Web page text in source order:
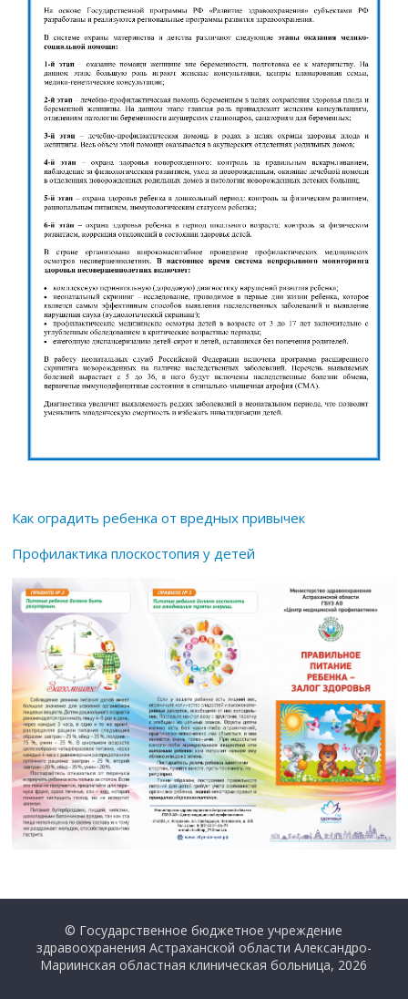
Как оградить ребенка от вредных привычек
Профилактика плоскостопия у детей
© Государственное бюджетное учреждение
здравоохранения Астраханской области Александро-
Мариинская областная клиническая больница, 2026